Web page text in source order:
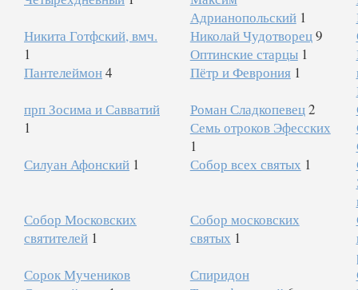
Адрианопольский 1
Никита Готфский, вмч.
1
Николай Чудотворец9
Оптинские старцы 1
Пантелеймон4 Пётр и Феврония 1
прп Зосима и Савватий
1
Роман Сладкопевец2
Семь отроков Эфесских
1
Силуан Афонский 1 Собор всех святых 1
Собор Московских
святителей 1
Собор московских
святых 1
Сорок Мучеников
Спиридон